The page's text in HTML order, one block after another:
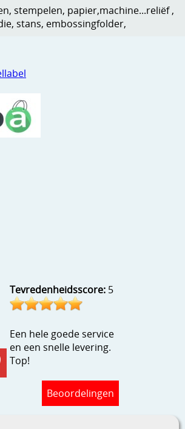
stencils, grids
kijkje
Tevredenheidsscore: 5
Een hele goede service
en een snelle levering.
Top!
Beoordelingen
stempelen, papier,machine...reliëf ,
stans, embossingfolder,